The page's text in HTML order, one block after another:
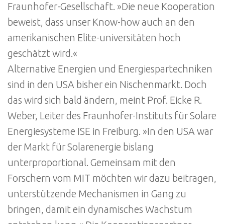
Fraunhofer-Gesellschaft. »Die neue Kooperation
beweist, dass unser Know-how auch an den
amerikanischen Elite-universitäten hoch
geschätzt wird.«
Alternative Energien und Energiespartechniken
sind in den USA bisher ein Nischenmarkt. Doch
das wird sich bald ändern, meint Prof. Eicke R.
Weber, Leiter des Fraunhofer-Instituts für Solare
Energiesysteme ISE in Freiburg. »In den USA war
der Markt für Solarenergie bislang
unterproportional. Gemeinsam mit den
Forschern vom MIT möchten wir dazu beitragen,
unterstützende Mechanismen in Gang zu
bringen, damit ein dynamisches Wachstum